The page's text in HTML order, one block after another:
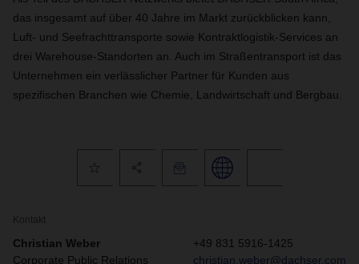
das insgesamt auf über 40 Jahre im Markt zurückblicken kann,
Luft- und Seefrachttransporte sowie Kontraktlogistik-Services an
drei Warehouse-Standorten an. Auch im Straßentransport ist das
Unternehmen ein verlässlicher Partner für Kunden aus
spezifischen Branchen wie Chemie, Landwirtschaft und Bergbau.
Kontakt
Christian Weber
Corporate Public Relations
+49 831 5916-1425
christian.weber@dachser.com